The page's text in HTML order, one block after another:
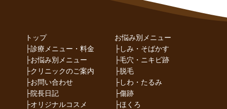
トップ
├診療メニュー・料金
├お悩み別メニュー
├クリニックのご案内
├お問い合わせ
├院長日記
├オリジナルコスメ
お悩み別メニュー
├しみ・そばかす
├毛穴・ニキビ跡
├脱毛
├しわ・たるみ
├傷跡
├ほくろ